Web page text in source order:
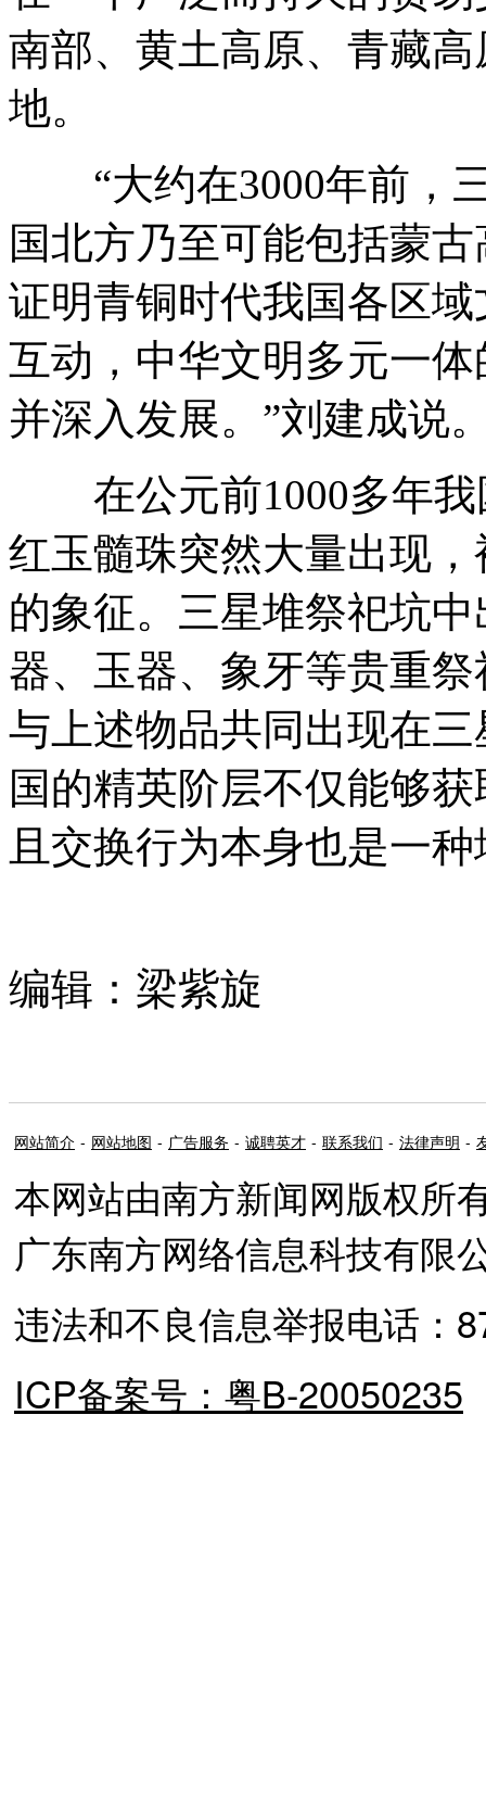
南部、黄土高原、青藏
地。
“大约在3000年前，三
国北方乃至可能包括蒙
证明青铜时代我国各区
互动，中华文明多元一
并深入发展。”刘建成说
在公元前1000多年我
红玉髓珠突然大量出现
的象征。三星堆祭祀坑
器、玉器、象牙等贵重
与上述物品共同出现在
国的精英阶层不仅能够
且交换行为本身也是一
编辑：梁紫旋
网站简介 - 网站地图 - 广告服务 - 诚聘英才 - 联系我们 - 法律声明 -
本网站由南方新闻网版权
广东南方网络信息科技有限
违法和不良信息举报电话：
ICP备案号：粤B-20050235